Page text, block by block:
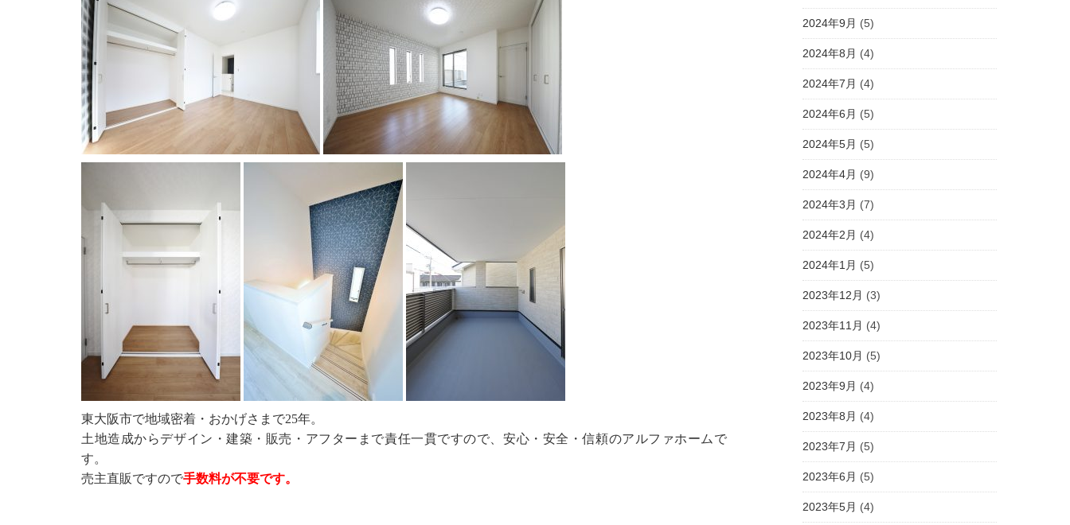
東大阪市で地域密着・おかげさまで25年。
土地造成からデザイン・建築・販売・アフターまで責任一貫ですので、安心・安全・信頼のアルファホームで
す。
売主直販ですので手数料が不要です。
2024年9月 (5)
2024年8月 (4)
2024年7月 (4)
2024年6月 (5)
2024年5月 (5)
2024年4月 (9)
2024年3月 (7)
2024年2月 (4)
2024年1月 (5)
2023年12月 (3)
2023年11月 (4)
2023年10月 (5)
2023年9月 (4)
2023年8月 (4)
2023年7月 (5)
2023年6月 (5)
2023年5月 (4)